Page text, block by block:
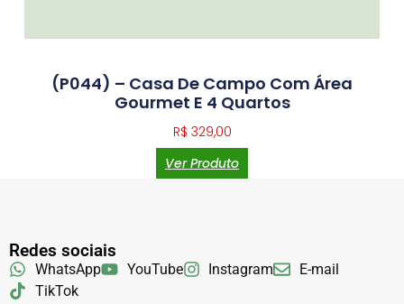
(P044) – Casa De Campo Com Área
Gourmet E 4 Quartos
R$ 329,00
Ver Produto
Redes sociais
WhatsApp YouTube Instagram
E-mail
TikTok